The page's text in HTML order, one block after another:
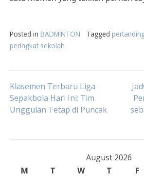
Posted in BADMINTON Tagged
peringkat sekolah
Post
navigation
Klasemen Terbaru Liga
Sepakbola Hari Ini: Tim
Unggulan Tetap di Puncak
August 2026
M
T W T F